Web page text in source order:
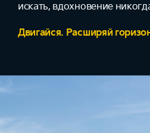
искать, вдохновение
Двигайся. Расширяй